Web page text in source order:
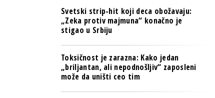
BANKE
TECH I AI
BIZNIS & SPORT
PULS REGIONA
OSIGURANJE
TECH I AI
PULS REGIONA
Svetski strip-hit koji deca obožavaju:
„Zeka protiv majmuna“ konačno je
stigao u Srbiju
Toksičnost je zarazna: Kako jedan
„briljantan, ali nepodnošljiv“ zaposleni
može da uništi ceo tim